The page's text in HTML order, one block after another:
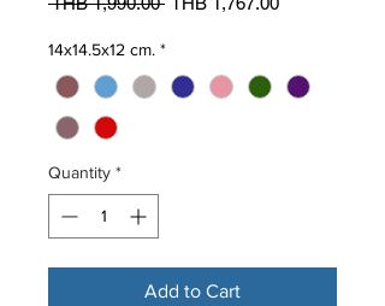
14x14.5x12 cm. *
Quantity *
Add to Cart